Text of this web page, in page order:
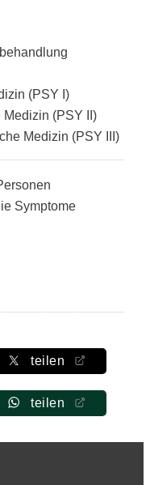
(PSY I)
(PSY II)
Medizin (PSY III)
Symptome
teilen
teilen